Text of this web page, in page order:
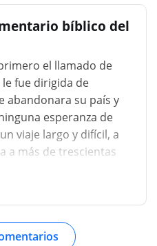
Entre todos
su propio tiempo, se
reconocible y
de su figura no se
armados; con
vasto dominio
ni siquiera
El significado
bíblico del
el llamado de
fue dirigida de
abandonara su país y
esperanza de
viaje largo y difícil, a
a más de trescientas
Abraham
al mandato de
de Abraham sobre los
batalla registrada en la
de rescatar a Lot